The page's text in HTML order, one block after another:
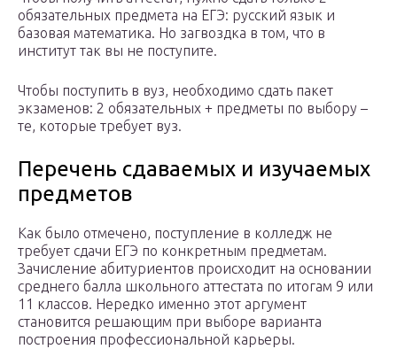
обязательных предмета на ЕГЭ: русский язык и
базовая математика. Но загвоздка в том, что в
институт так вы не поступите.
Чтобы поступить в вуз, необходимо сдать пакет
экзаменов: 2 обязательных + предметы по выбору –
те, которые требует вуз.
Перечень сдаваемых и изучаемых
предметов
Как было отмечено, поступление в колледж не
требует сдачи ЕГЭ по конкретным предметам.
Зачисление абитуриентов происходит на основании
среднего балла школьного аттестата по итогам 9 или
11 классов. Нередко именно этот аргумент
становится решающим при выборе варианта
построения профессиональной карьеры.